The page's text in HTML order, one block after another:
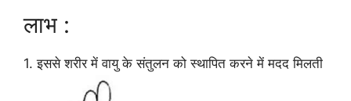
लाभ :
1. इससे शरीर में वायु के संतुलन को स्थापित करने में मदद मिलती